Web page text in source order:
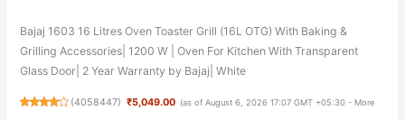
Bajaj 1603 16 Litres Oven Toaster Grill (16L OTG) With Baking &
Grilling Accessories| 1200 W | Oven For Kitchen With Transparent
Glass Door| 2 Year Warranty by Bajaj| White
(4058447) ₹5,049.00 (as of August 6, 2026 17:07 GMT +05:30 - More